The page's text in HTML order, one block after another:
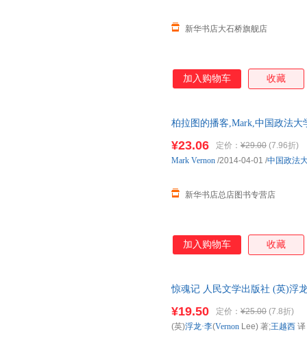
新华书店大石桥旗舰店
加入购物车 收藏
柏拉图的播客,Mark,中国政法
¥23.06 定价： ¥29.00 (7.96折)
新华书店总店图书专营店
Mark Vernon /2014-04-01 /中国政法
加入购物车 收藏
惊魂记 人民文学出版社 (英)浮
¥19.50 定价： ¥25.00 (7.8折)
(英)浮龙·李(Vernon Lee) 著;王越西 译